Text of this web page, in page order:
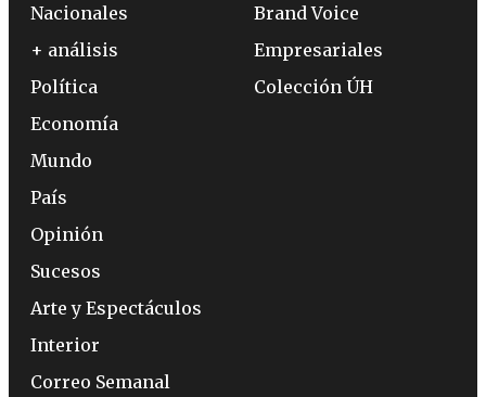
Nacionales
+ análisis
Política
Economía
Mundo
País
Opinión
Sucesos
Arte y Espectáculos
Interior
Correo Semanal
Brand Voice
Empresariales
Colección ÚH